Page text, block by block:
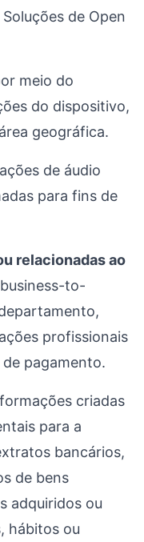
de Open
meio do
do dispositivo,
geográfica.
de áudio
para fins de
relacionadas ao
to-
profissionais
pagamento.
criadas
para a
bancários,
de bens
adquiridos ou
hábitos ou